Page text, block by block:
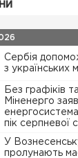
Сербія
з українських
Без графіків
Міненерго
пік серпневої
У
пролунають